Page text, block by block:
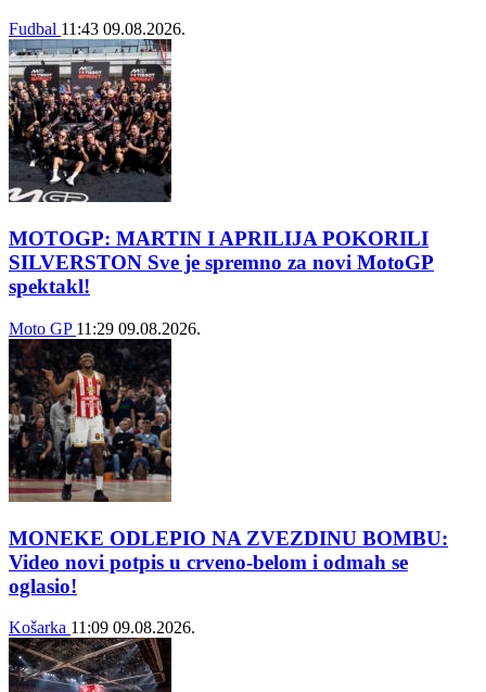
Fudbal 11:43 09.08.2026.
MOTOGP: MARTIN I APRILIJA POKORILI
SILVERSTON Sve je spremno za novi MotoGP
spektakl!
Moto GP 11:29 09.08.2026.
MONEKE ODLEPIO NA ZVEZDINU BOMBU:
Video novi potpis u crveno-belom i odmah se
oglasio!
Košarka 11:09 09.08.2026.